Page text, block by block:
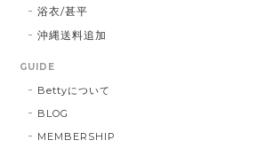
浴衣/甚平
沖縄送料追加
GUIDE
Bettyについて
BLOG
MEMBERSHIP